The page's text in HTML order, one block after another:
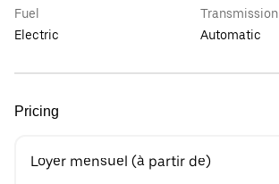
Fuel
Electric
Transmission
Automatic
Pricing
Loyer mensuel (à partir de)